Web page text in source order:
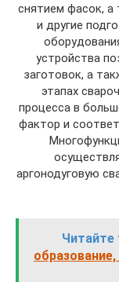
снятием фасок, а
и другие
устройства
заготовок, а
этапах
процесса в
фактор и
аргонодуговую
Читайте